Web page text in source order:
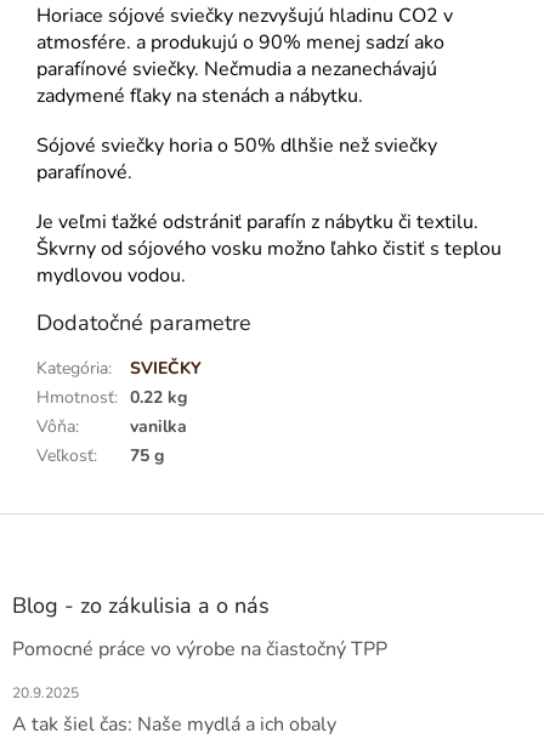
Horiace sójové sviečky nezvyšujú hladinu CO2 v
atmosfére. a produkujú o 90% menej sadzí ako
parafínové sviečky. Nečmudia a nezanechávajú
zadymené fľaky na stenách a nábytku.
Sójové sviečky horia o 50% dlhšie než sviečky
parafínové.
Je veľmi ťažké odstrániť parafín z nábytku či textilu.
Škvrny od sójového vosku možno ľahko čistiť s teplou
mydlovou vodou.
Dodatočné parametre
Kategória:
SVIEČKY
Hmotnosť: 0.22 kg
Vôňa:
vanilka
Veľkosť: 75 g
Z
Blog - zo zákulisia a o nás
Pomocné práce vo výrobe na čiastočný TPP
20.9.2025
A tak šiel čas: Naše mydlá a ich obaly